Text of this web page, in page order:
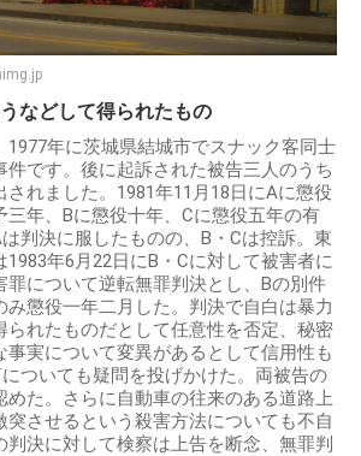
などして得られたもの
1977年に茨城県結城市でスナック客同士
件です。後に起訴された被告三人のうち
されました。1981年11月18日にAに懲役
三年、Bに懲役十年、Cに懲役五年の有
判決に服したものの、B・Cは控訴。東
年6月22日にB・Cに対して被害者に
罪について逆転無罪判決とし、Bの別件
み懲役一年二月した。判決で自白は暴力
られたものだとして任意性を否定、秘密
事実について変異があるとして信用性も
ついても疑問を投げかけた。両被告の
めた。さらに自動車の往来のある道路上
突させるという殺害方法についても不自
決に対して検察は上告を断念、無罪判